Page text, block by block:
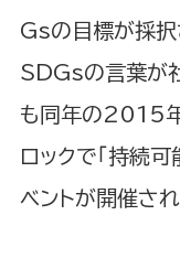
Gsの目標が採
SDGsの言葉が
も同年の2015
ロックで「持続
ベントが開催され